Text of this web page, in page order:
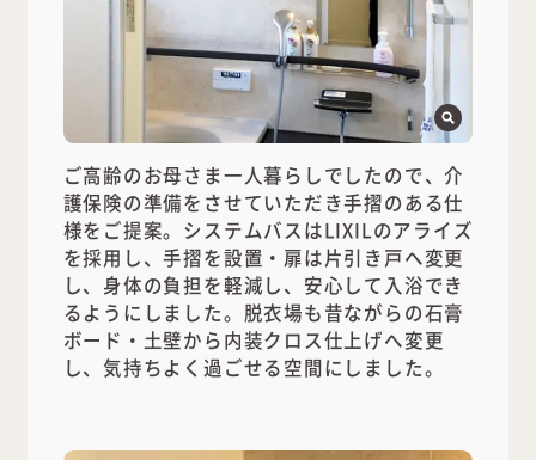
ご高齢のお母さま一人暮らしでしたので、介
護保険の準備をさせていただき手摺のある仕
様をご提案。システムバスはLIXILのアライズ
を採用し、手摺を設置・扉は片引き戸へ変更
し、身体の負担を軽減し、安心して入浴でき
るようにしました。脱衣場も昔ながらの石膏
ボード・土壁から内装クロス仕上げへ変更
し、気持ちよく過ごせる空間にしました。